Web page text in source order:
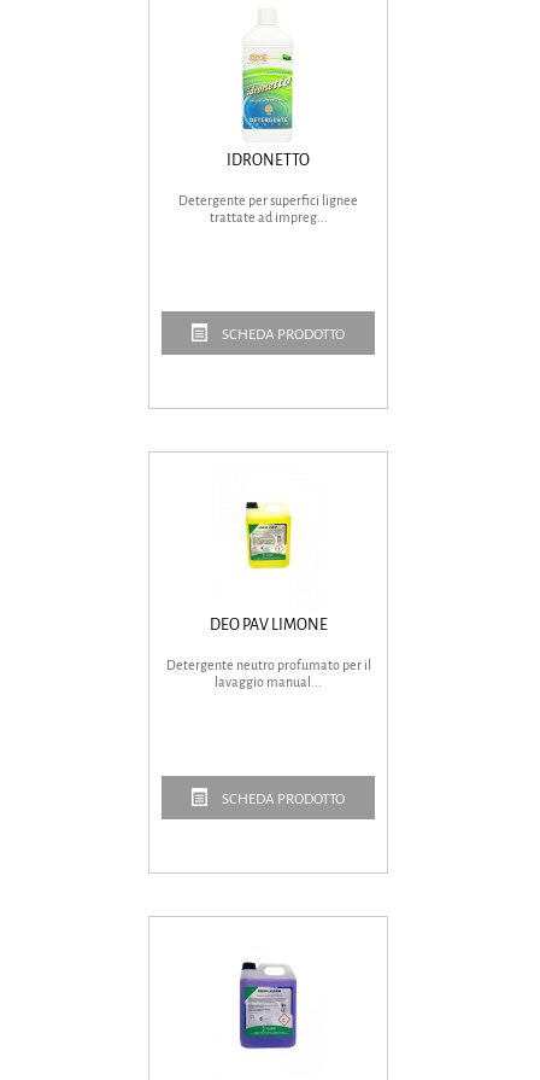
IDRONETTO
Detergente per superfici lignee
trattate ad impreg...
SCHEDA PRODOTTO
DEO PAV LIMONE
Detergente neutro profumato per il
lavaggio manual...
SCHEDA PRODOTTO